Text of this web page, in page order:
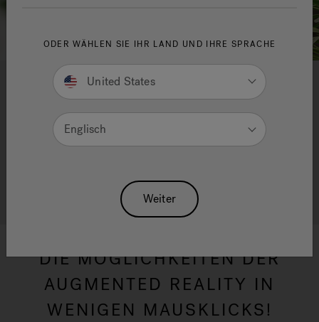
AUGMENTED-REALITY-
KONFIGURATOR
Spa in Ihrem eigenen Garten vor!
DIE MÖGLICHKEITEN DER
AUGMENTED REALITY IN
WENIGEN MAUSKLICKS!
ODER WÄHLEN SIE IHR LAND UND IHRE SPRACHE
United States
Englisch
Weiter